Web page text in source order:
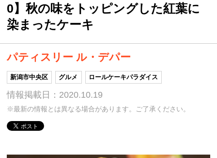
0】秋の味をトッピングした紅葉に
染まったケーキ
パティスリー ル・デパー
新潟市中央区 グルメ ロールケーキパラダイス
情報掲載日：2020.10.19
※最新の情報とは異なる場合があります。ご了承ください。